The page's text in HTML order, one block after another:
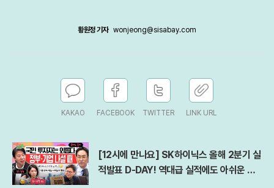
황원정 기자 wonjeong@sisabay.com
KAKAO FACEBOOK TWITTER LINK URL
[12시에 만나요] SK하이닉스 올해 2분기 실
적발표 D-DAY! 역대급 실적에도 아쉬운 점